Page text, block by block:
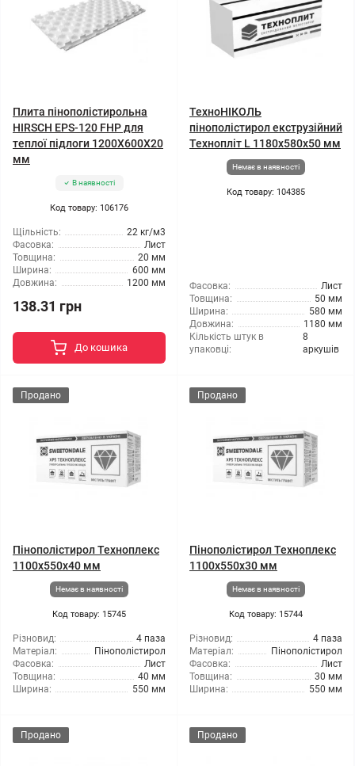
Плита пінополістирольна
HIRSCH EPS-120 FHP для
теплої підлоги 1200X600X20
мм
В наявності
Код товару: 106176
Щільність:
22 кг/м3
Фасовка:
Лист
Товщина:
20 мм
Ширина:
600 мм
Довжина:
1200 мм
138.31 грн
До кошика
ТехноНІКОЛЬ
пінополістирол екструзійний
Технопліт L 1180x580x50 мм
Немає в наявності
Код товару: 104385
Фасовка:
Лист
Товщина:
50 мм
Ширина:
580 мм
Довжина:
1180 мм
Кількість штук в
упаковці:
8
аркушів
Продано
Пінополістирол Техноплекс
1100x550x40 мм
Немає в наявності
Код товару: 15745
Різновид:
4 паза
Матеріал:
Пінополістирол
Фасовка:
Лист
Товщина:
40 мм
Ширина:
550 мм
Продано
Пінополістирол Техноплекс
1100x550x30 мм
Немає в наявності
Код товару: 15744
Різновид:
4 паза
Матеріал:
Пінополістирол
Фасовка:
Лист
Товщина:
30 мм
Ширина:
550 мм
Продано Продано